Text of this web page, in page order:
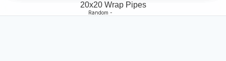
20x20 Wrap Pipes
Random -